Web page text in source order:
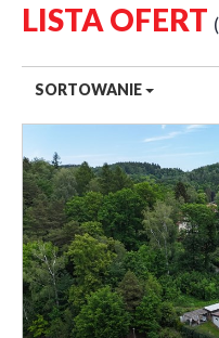
LISTA OFERT
SORTOWANIE